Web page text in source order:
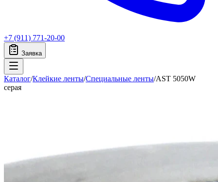
+7 (911) 771-20-00
Заявка
Каталог/Клейкие ленты/Специальные ленты/AST 5050W
серая